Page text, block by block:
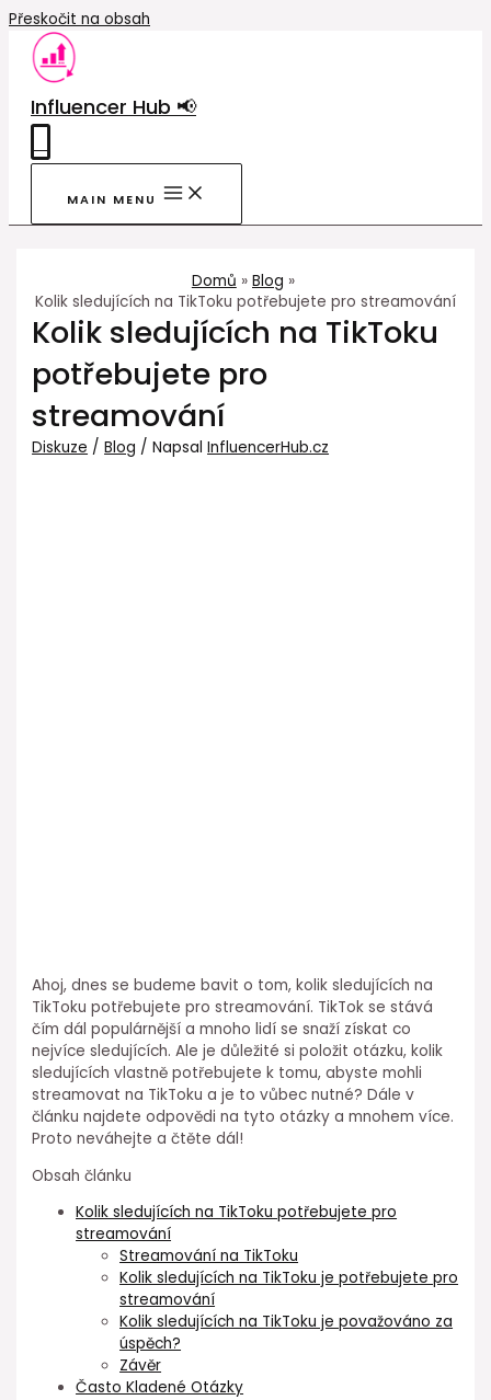
Přeskočit na obsah
Influencer Hub 📢
MAIN MENU
Domů
Blog
Kolik sledujících na TikToku potřebujete pro streamování
Kolik sledujících na TikToku
potřebujete pro
streamování
Diskuze /Blog / NapsalInfluencerHub.cz
Ahoj, dnes se budeme bavit o tom, kolik sledujících na
TikToku potřebujete pro streamování. TikTok se stává
čím dál populárnější a mnoho lidí se snaží získat co
nejvíce sledujících. Ale je důležité si položit otázku, kolik
sledujících vlastně potřebujete k tomu, abyste mohli
streamovat na TikToku a je to vůbec nutné? Dále v
článku najdete odpovědi na tyto otázky a mnohem více.
Proto neváhejte a čtěte dál!
Obsah článku
Kolik sledujících na TikToku potřebujete pro
streamování
Streamování na TikToku
Kolik sledujících na TikToku je potřebujete pro
streamování
Kolik sledujících na TikToku je považováno za
úspěch?
Závěr
Často Kladené Otázky